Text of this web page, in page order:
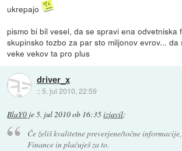
ukrepajo
pismo bi bil vesel, da se spravi ena odvetniska
skupinsko tozbo za par sto miljonov evrov... da
veke vekov ta pro plus
driver_x
:: 5. jul 2010, 22:59
BlaY0 je5. jul 2010 ob 16:35izjavil:
Če želiš kvalitetne preverjene/točne
Finance in plačuješ za to.